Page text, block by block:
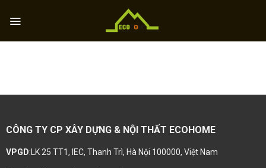
content
CÔNG TY CP XÂY DỰNG & NỘI THẤT ECOHOME
VPGD:LK 25 TT1, IEC, Thanh Trì, Hà Nội 100000, Việt Nam